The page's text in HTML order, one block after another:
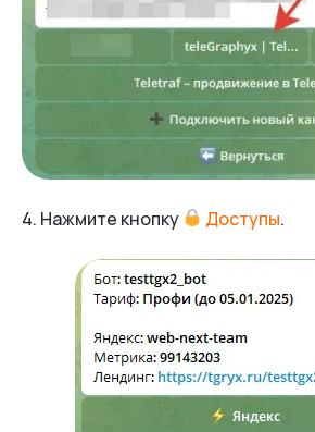
4. Нажмите кнопку Доступы.